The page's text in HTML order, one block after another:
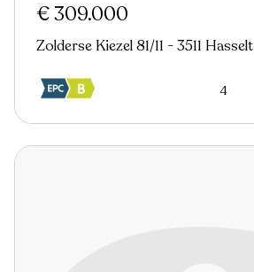
€ 309.000
Zolderse Kiezel 81/11 - 3511 Hasselt
4